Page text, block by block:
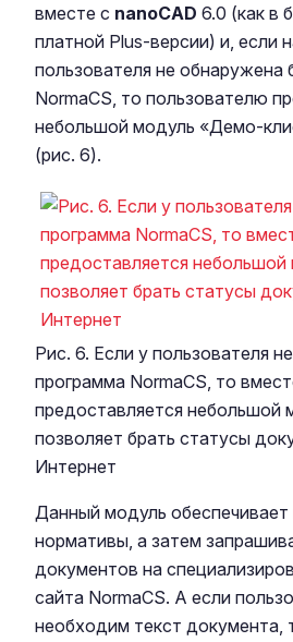
вместе с nanoCAD 6.0 (как в
платной Plus-версии) и, если
пользователя не обнаружена
NormaCS, то пользователю
небольшой модуль «Демо-
(рис. 6).
Рис. 6. Если у пользователя
программа NormaCS, то
предоставляется небольшой
позволяет брать статусы
Интернет
Данный модуль обеспечивает
нормативы, а затем
документов на
сайта NormaCS. А если
необходим текст документа,